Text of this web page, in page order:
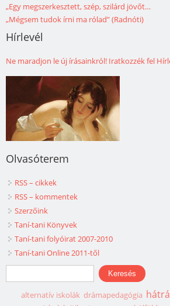
„Egy megszerkesztett, szép, szilárd jövőt…
„Mégsem tudok írni ma rólad” (Radnóti)
Hírlevél
Ne maradjon le új írásainkról! Iratkozzék fel
Olvasóterem
RSS – cikkek
RSS – kommentek
Szerzőink
Taní-tani Könyvek
Taní-tani folyóirat 2007-2010
Taní-tani Online 2011-től
Keresés űrlap
Keresés
alternatív iskolák drámapedagógia